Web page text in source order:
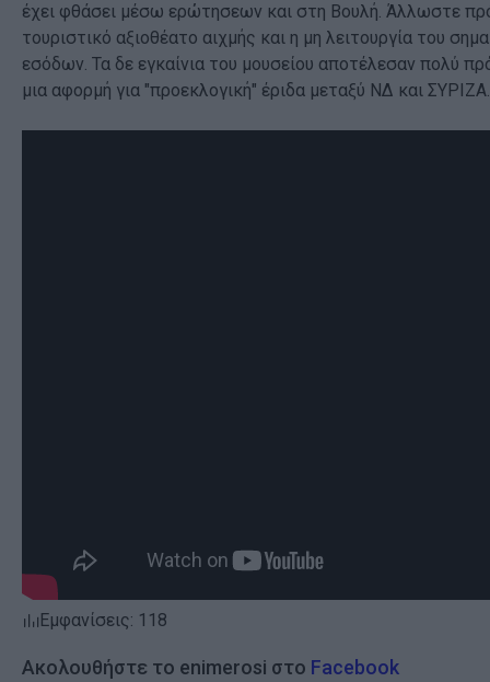
έχει φθάσει μέσω ερώτησεων και στη Βουλή. Άλλωστε
τουριστικό αξιοθέατο αιχμής και η μη λειτουργία του
εσόδων. Τα δε εγκαίνια του μουσείου αποτέλεσαν πολύ
μια αφορμή για "προεκλογική" έριδα μεταξύ ΝΔ και
Εμφανίσεις: 118
Ακολουθήστε το enimerosi στο Facebook